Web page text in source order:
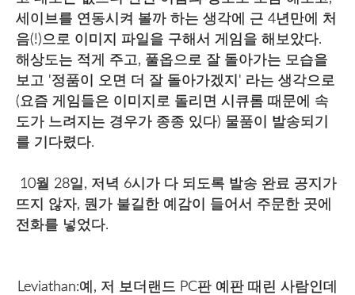
세이브를 연동시켜 볼까 하는 생각에 근 4년만에 처
음(!)으로 이미지 파일을 구해서 게임을 해보았다.
해상도는 적게 주고, 풀옵으로 잘 돌아가는 모습을
보고 '정품이 오면 더 잘 돌아가겠지' 라는 생각으로
(요즘 게임들은 이미지로 돌리면 시큐롬 때문에 속
도가 느려지는 경우가 종종 있다) 물품이 발송되기
를 기다렸다.
10월 28일, 저녁 6시가 다 되도록 발송 완료 공지가
뜨지 않자, 뭔가 불길한 예감이 들어서 주문한 곳에
전화를 넣었다.
Leviathan:예, 저 보더랜드 PC판 예판 때린 사람인데